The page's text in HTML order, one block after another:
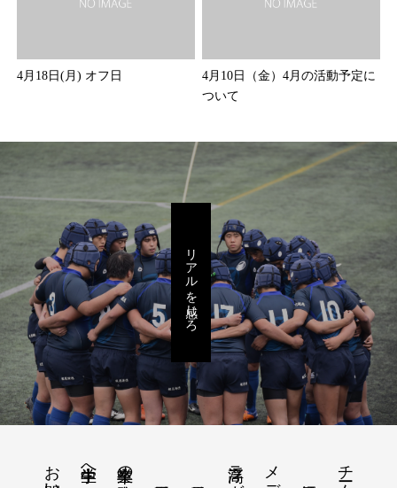
4月18日(月) オフ日
4月10日（金）4月の活動予定に
ついて
リアルを感じろ
チーム紹介
卒業生の進路
中学生へ